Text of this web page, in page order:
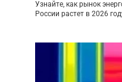
Узнайте, как рынок
России растет в 2026